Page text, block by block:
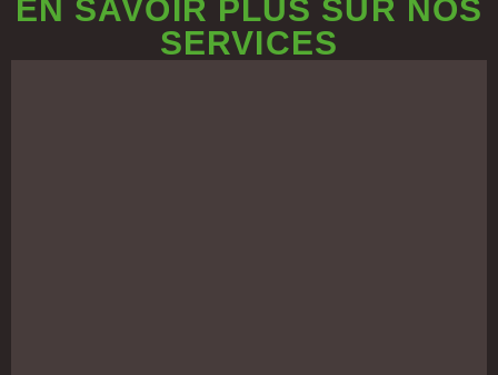
EN SAVOIR PLUS SUR NOS
SERVICES